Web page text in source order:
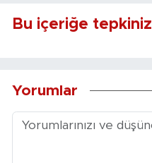
Bu içeriğe tepkiniz
Yorumlar